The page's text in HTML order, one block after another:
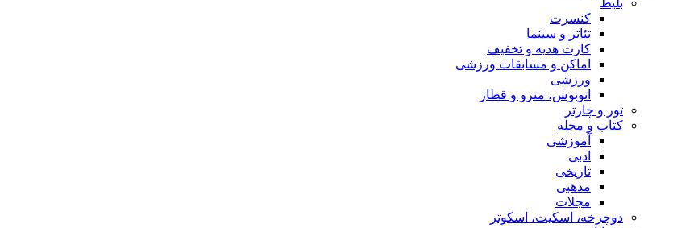
بلیط
کنسرت
تئاتر و سینما
کارت هدیه و تخفیف
اماکن و مسابقات ورزشی
ورزشی
اتوبوس، مترو و قطار
تور و چارتر
کتاب و مجله
آموزشی
ادبی
تاریخی
مذهبی
مجلات
دوچرخه، اسکیت، اسکوتر